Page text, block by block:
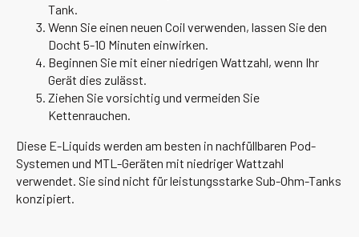
Tank.
Wenn Sie einen neuen Coil verwenden, lassen Sie den
Docht 5-10 Minuten einwirken.
Beginnen Sie mit einer niedrigen Wattzahl, wenn Ihr
Gerät dies zulässt.
Ziehen Sie vorsichtig und vermeiden Sie
Kettenrauchen.
Diese E-Liquids werden am besten in nachfüllbaren Pod-
Systemen und MTL-Geräten mit niedriger Wattzahl
verwendet. Sie sind nicht für leistungsstarke Sub-Ohm-Tanks
konzipiert.